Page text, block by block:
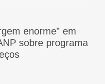
enorme” em
sobre programa